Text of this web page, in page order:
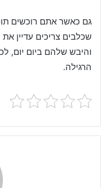
גם כאשר אתם רוכשים
שכלבים צריכים עדיין
והיבש שלהם ביום יום,
הרגילה.